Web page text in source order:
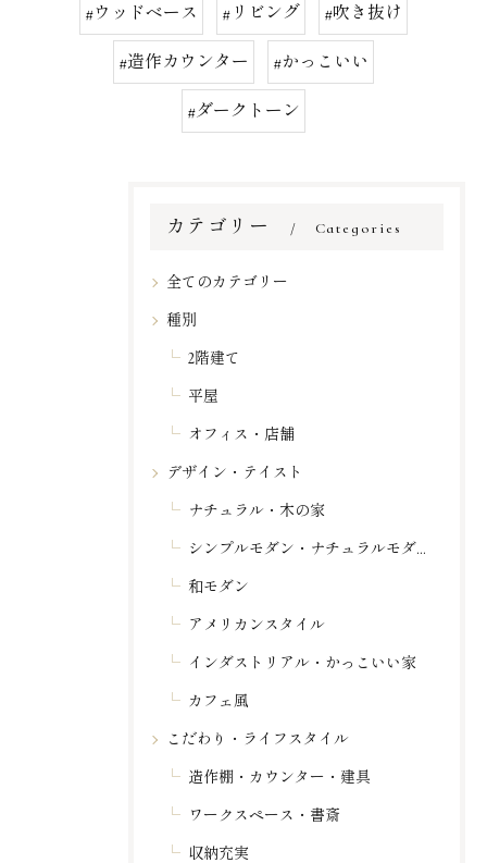
#ウッドベース #リビング #吹き抜け
#造作カウンター #かっこいい
#ダークトーン
カテゴリー Categories
全てのカテゴリー
種別
2階建て
平屋
オフィス・店舗
デザイン・テイスト
ナチュラル・木の家
シンプルモダン・ナチュラルモダン
和モダン
アメリカンスタイル
インダストリアル・かっこいい家
カフェ風
こだわり・ライフスタイル
造作棚・カウンター・建具
ワークスペース・書斎
収納充実